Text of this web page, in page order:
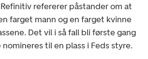
refererer påstander om at
farget mann og en farget kvinne
Det vil i så fall bli første gang
til en plass i Feds styre.